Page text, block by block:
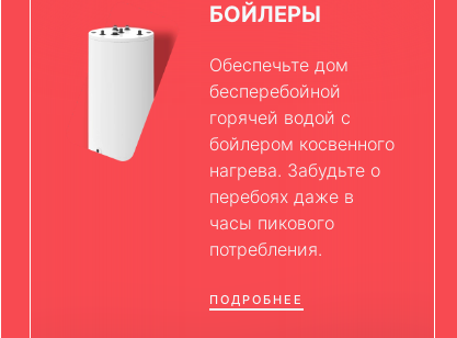
БОЙЛЕРЫ
Обеспечьте дом
бесперебойной
горячей водой с
бойлером косвенного
нагрева. Забудьте о
перебоях даже в
часы пикового
потребления.
ПОДРОБНЕЕ